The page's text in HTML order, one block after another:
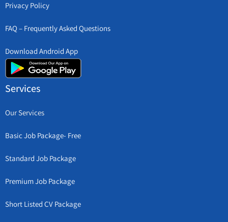
Privacy Policy
FAQ – Frequently Asked Questions
Download Android App
Services
Our Services
Basic Job Package- Free
Standard Job Package
Premium Job Package
Short Listed CV Package